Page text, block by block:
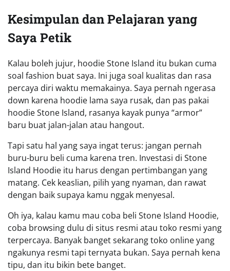
Kesimpulan dan Pelajaran yang
Saya Petik
Kalau boleh jujur, hoodie Stone Island itu bukan cuma
soal fashion buat saya. Ini juga soal kualitas dan rasa
percaya diri waktu memakainya. Saya pernah ngerasa
down karena hoodie lama saya rusak, dan pas pakai
hoodie Stone Island, rasanya kayak punya “armor”
baru buat jalan-jalan atau hangout.
Tapi satu hal yang saya ingat terus: jangan pernah
buru-buru beli cuma karena tren. Investasi di Stone
Island Hoodie itu harus dengan pertimbangan yang
matang. Cek keaslian, pilih yang nyaman, dan rawat
dengan baik supaya kamu nggak menyesal.
Oh iya, kalau kamu mau coba beli Stone Island Hoodie,
coba browsing dulu di situs resmi atau toko resmi yang
terpercaya. Banyak banget sekarang toko online yang
ngakunya resmi tapi ternyata bukan. Saya pernah kena
tipu, dan itu bikin bete banget.